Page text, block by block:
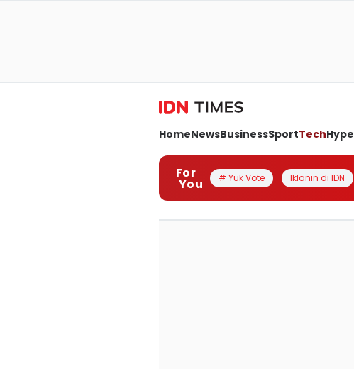
HomeNewsBusinessSportTechHype
For
You # Yuk Vote Iklanin di IDN